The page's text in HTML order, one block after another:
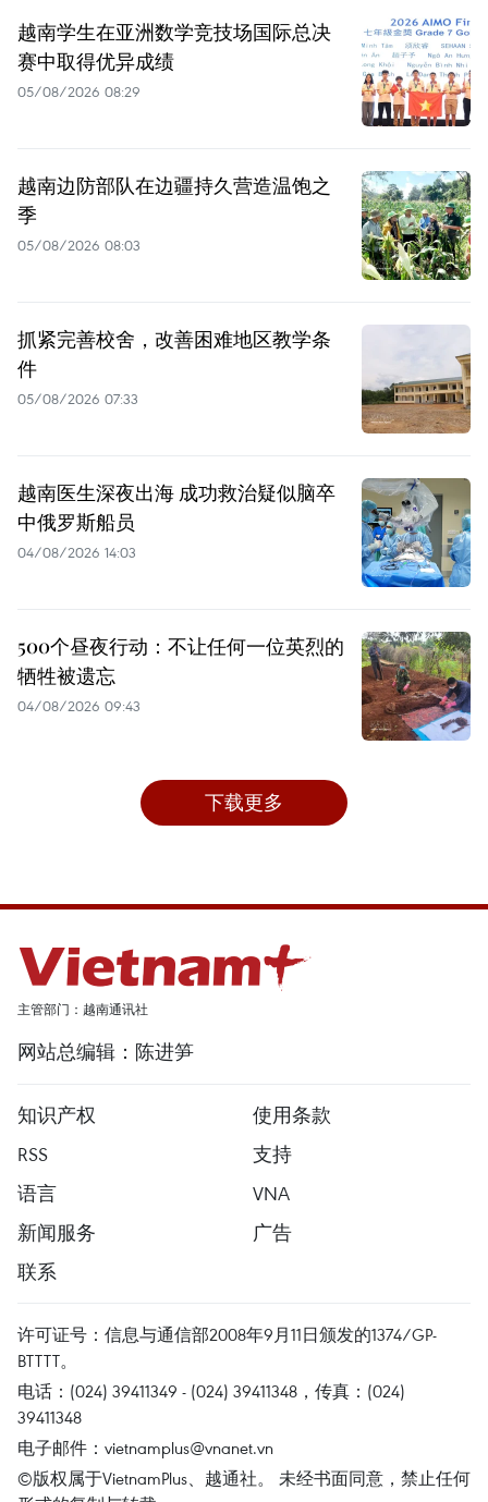
越南学生在亚洲数学竞技场国际总决
赛中取得优异成绩
05/08/2026 08:29
越南边防部队在边疆持久营造温饱之
季
05/08/2026 08:03
抓紧完善校舍，改善困难地区教学条
件
05/08/2026 07:33
越南医生深夜出海 成功救治疑似脑卒
中俄罗斯船员
04/08/2026 14:03
500个昼夜行动：不让任何一位英烈的
牺牲被遗忘
04/08/2026 09:43
下载更多
主管部门：越南通讯社
网站总编辑：陈进笋
知识产权
使用条款
RSS
支持
语言
VNA
新闻服务
广告
联系
许可证号：信息与通信部2008年9月11日颁发的1374/GP-
BTTTT。
电话：(024) 39411349 - (024) 39411348，传真：(024)
39411348
电子邮件： vietnamplus@vnanet.vn
©版权属于VietnamPlus、越通社。 未经书面同意，禁止任何